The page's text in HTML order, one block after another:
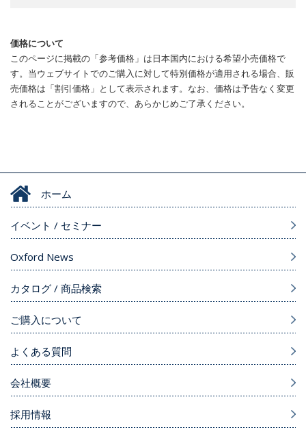
価格について
このページに掲載の「参考価格」は日本国内における希望小売価格で
す。当ウェブサイトでのご購入に対して特別価格が適用される場合、販
売価格は「割引価格」として表示されます。なお、価格は予告なく変更
されることがございますので、あらかじめご了承ください。
ホーム
イベント / セミナー
Oxford News
カタログ / 商品検索
ご購入について
よくある質問
会社概要
採用情報